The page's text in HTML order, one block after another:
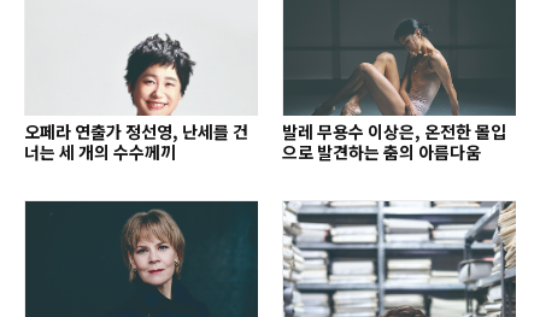
오페라 연출가 정선영, 난세를 건
너는 세 개의 수수께끼
발레 무용수 이상은, 온전한 몰입
으로 발견하는 춤의 아름다움